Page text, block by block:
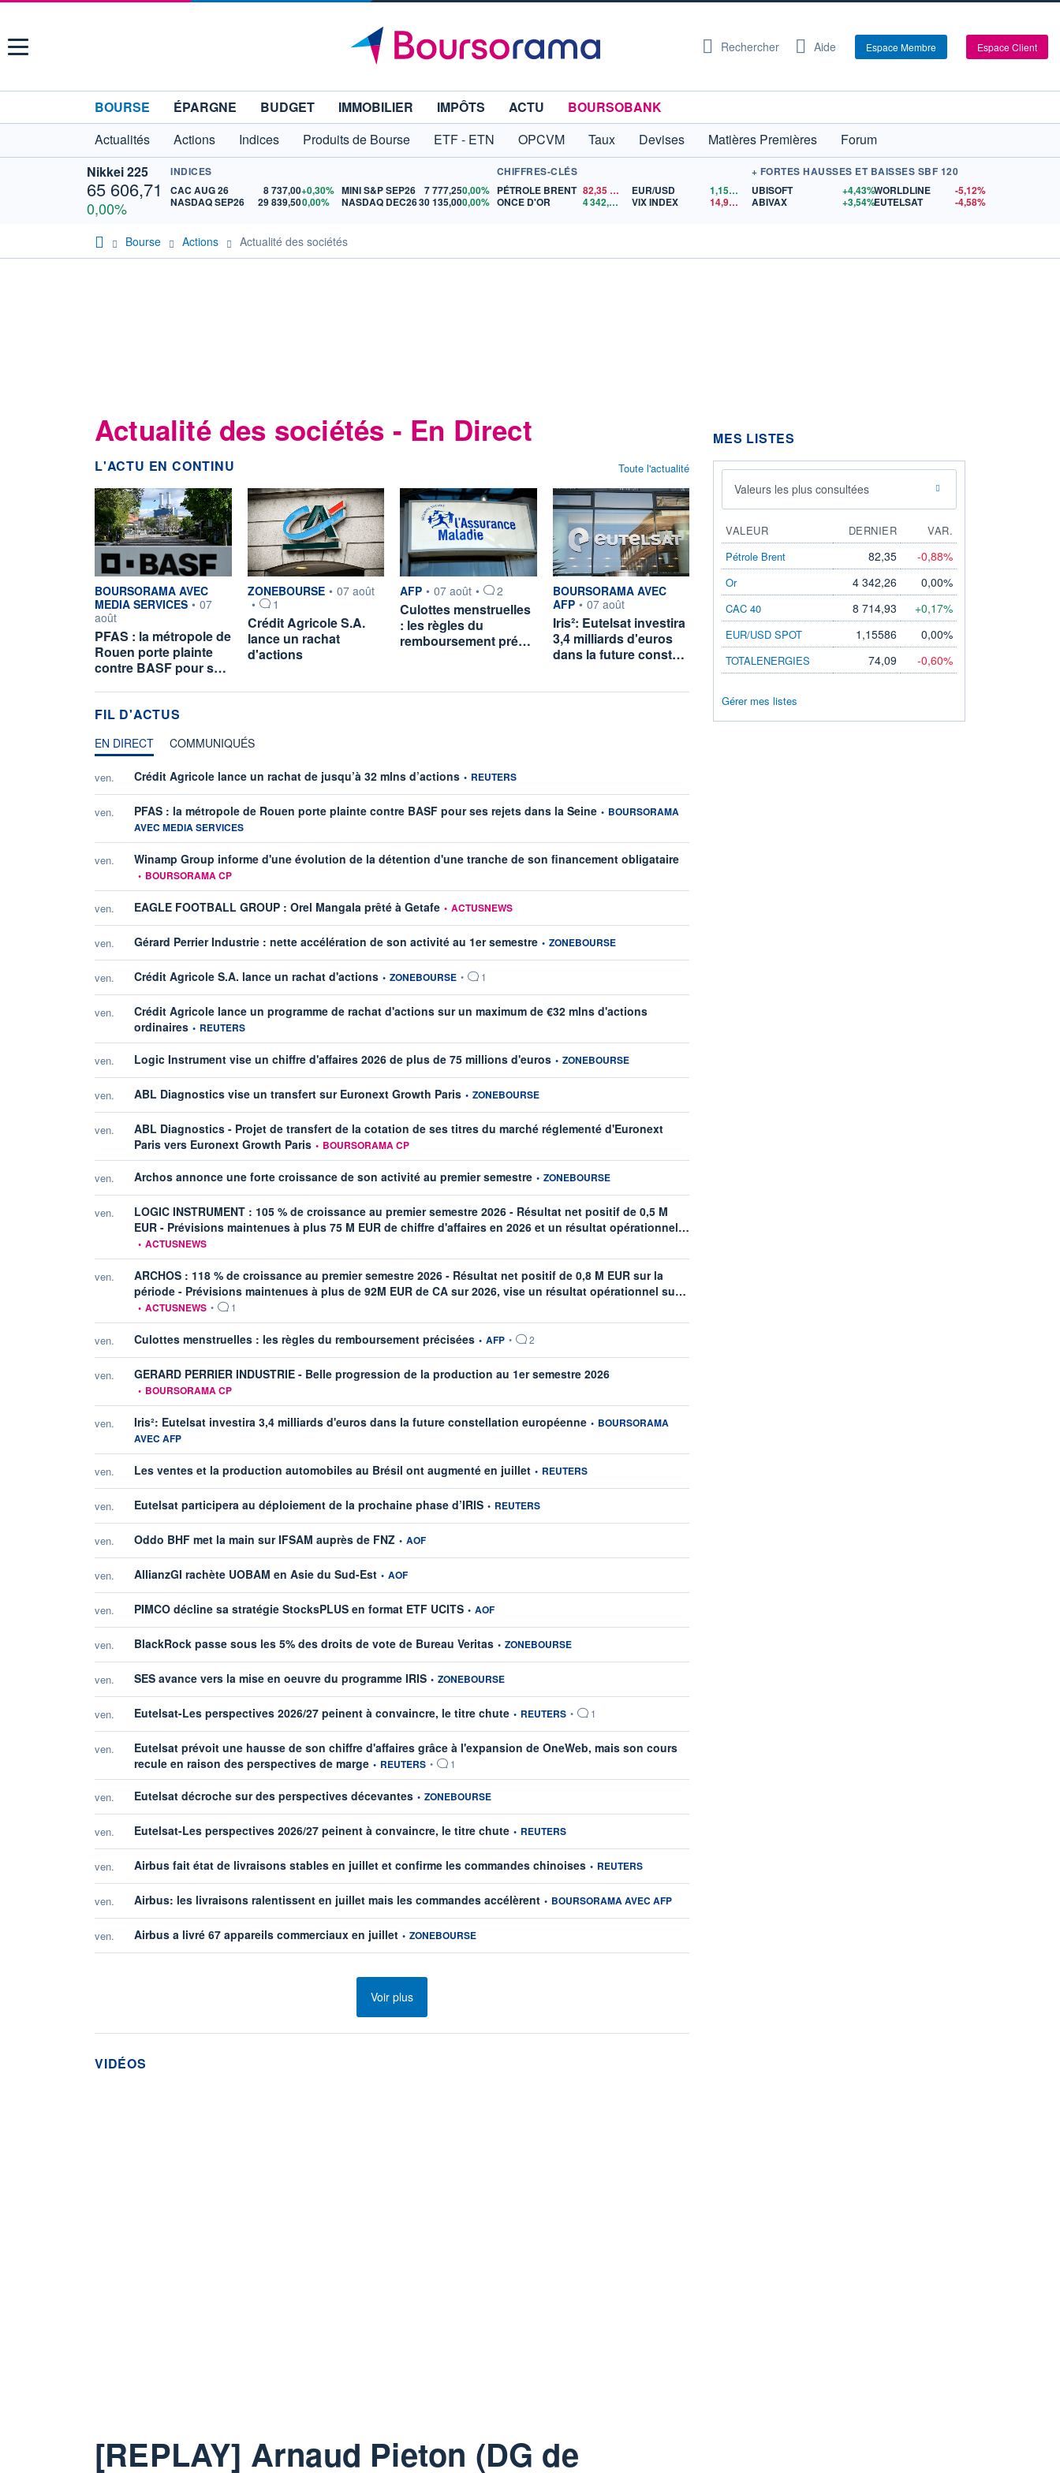
Menu Rechercher Aide Espace Membre Espace Client
BOURSE ÉPARGNE BUDGET IMMOBILIER IMPÔTS ACTU
BOURSOBANK
Actualités
Actions Indices Produits de Bourse ETF - ETN OPCVM Taux Devises Matières Premières
Forum
Nikkei 225
65 606,71
0,00%
INDICES
CAC AUG 26
8 737,00+0,30%
NASDAQ SEP26
29 839,500,00%
MINI S&P SEP26 7 777,250,00%
NASDAQ DEC2630 135,000,00%
CHIFFRES-CLÉS
PÉTROLE BRENT 82,35
ONCE D'OR
4 342,26 $US
EUR/USD 1,1559
$US
VIX INDEX
14,90$US
+ FORTES HAUSSES ET BAISSES SBF 120
UBISOFT
+4,43%
ABIVAX
+3,54%
WORLDLINE
-5,12%
EUTELSAT
-4,58%
Bourse Actions Actualité des sociétés
Actualité des sociétés - En Direct
L'ACTU EN CONTINU
information fournie par
BOURSORAMA AVEC
MEDIA SERVICES • 07
août
PFAS : la métropole de
Rouen porte plainte
contre BASF pour s…
information fournie par
ZONEBOURSE • 07 août
•
1
Crédit Agricole S.A.
lance un rachat
d'actions
information fournie par
AFP • 07 août • 2
Culottes menstruelles
: les règles du
remboursement pré…
information fournie par
BOURSORAMA AVEC
AFP • 07 août
Iris²: Eutelsat investira
3,4 milliards d'euros
dans la future const…
Toute l'actualité
FIL D'ACTUS
EN DIRECT COMMUNIQUÉS
ven. Crédit Agricole lance un rachat de jusqu’à 32 mlns d’actions information fournie par
• REUTERS
ven. PFAS : la métropole de Rouen porte plainte contre BASF pour ses rejets dans la Seine information fournie par
• BOURSORAMA
AVEC MEDIA SERVICES
ven. Winamp Group informe d'une évolution de la détention d'une tranche de son financement obligataire
• BOURSORAMA CP
ven. EAGLE FOOTBALL GROUP : Orel Mangala prêté à Getafe information fournie par
• ACTUSNEWS
ven. Gérard Perrier Industrie : nette accélération de son activité au 1er semestre information fournie par
• ZONEBOURSE
ven. Crédit Agricole S.A. lance un rachat d'actions information fournie par
• ZONEBOURSE • 1
ven.
Crédit Agricole lance un programme de rachat d'actions sur un maximum de €32 mlns d'actions
ordinaires information fournie par
• REUTERS
ven. Logic Instrument vise un chiffre d'affaires 2026 de plus de 75 millions d'euros information fournie par
• ZONEBOURSE
ven. ABL Diagnostics vise un transfert sur Euronext Growth Paris information fournie par
• ZONEBOURSE
ven.
ABL Diagnostics - Projet de transfert de la cotation de ses titres du marché réglementé d'Euronext
Paris vers Euronext Growth Paris information fournie par
• BOURSORAMA CP
ven. Archos annonce une forte croissance de son activité au premier semestre information fournie par
• ZONEBOURSE
ven.
LOGIC INSTRUMENT : 105 % de croissance au premier semestre 2026 - Résultat net positif de 0,5 M
EUR - Prévisions maintenues à plus 75 M EUR de chiffre d'affaires en 2026 et un résultat opérationnel…
• ACTUSNEWS
ven.
ARCHOS : 118 % de croissance au premier semestre 2026 - Résultat net positif de 0,8 M EUR sur la
période - Prévisions maintenues à plus de 92M EUR de CA sur 2026, vise un résultat opérationnel su…
• ACTUSNEWS • 1
ven. Culottes menstruelles : les règles du remboursement précisées information fournie par
• AFP • 2
ven. GERARD PERRIER INDUSTRIE - Belle progression de la production au 1er semestre 2026
• BOURSORAMA CP
ven. Iris²: Eutelsat investira 3,4 milliards d'euros dans la future constellation européenne information fournie par
• BOURSORAMA
AVEC AFP
ven. Les ventes et la production automobiles au Brésil ont augmenté en juilletinformation fournie par
• REUTERS
ven. Eutelsat participera au déploiement de la prochaine phase d’IRISinformation fournie par
• REUTERS
ven. Oddo BHF met la main sur IFSAM auprès de FNZ information fournie par
• AOF
ven. AllianzGI rachète UOBAM en Asie du Sud-Estinformation fournie par
• AOF
ven. PIMCO décline sa stratégie StocksPLUS en format ETF UCITSinformation fournie par
• AOF
ven. BlackRock passe sous les 5% des droits de vote de Bureau Veritas information fournie par
• ZONEBOURSE
ven. SES avance vers la mise en oeuvre du programme IRISinformation fournie par
• ZONEBOURSE
ven. Eutelsat-Les perspectives 2026/27 peinent à convaincre, le titre chute information fournie par
• REUTERS • 1
ven.
Eutelsat prévoit une hausse de son chiffre d'affaires grâce à l'expansion de OneWeb, mais son cours
recule en raison des perspectives de marge information fournie par
• REUTERS • 1
ven. Eutelsat décroche sur des perspectives décevantes information fournie par
• ZONEBOURSE
ven. Eutelsat-Les perspectives 2026/27 peinent à convaincre, le titre chute information fournie par
• REUTERS
ven. Airbus fait état de livraisons stables en juillet et confirme les commandes chinoises information fournie par
• REUTERS
ven. Airbus: les livraisons ralentissent en juillet mais les commandes accélèrentinformation fournie par
• BOURSORAMA AVEC AFP
ven. Airbus a livré 67 appareils commerciaux en juilletinformation fournie par
• ZONEBOURSE
Voir plus
VIDÉOS
[REPLAY] Arnaud Pieton (DG de
MES LISTES
Valeurs les plus consultées
VALEUR DERNIER
VAR.
Pétrole Brent
82,35 -0,88%
Or 4 342,26 0,00%
CAC 40 8 714,93 +0,17%
EUR/USD SPOT 1,15586 0,00%
TOTALENERGIES 74,09 -0,60%
Gérer mes listes